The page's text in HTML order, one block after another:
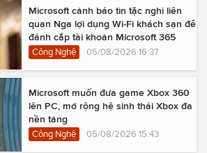
Microsoft cảnh báo tin tặc nghi liên
quan Nga lợi dụng Wi-Fi khách sạn để
đánh cắp tài khoản Microsoft 365
Công Nghệ 05/08/2026 16:37
Microsoft muốn đưa game Xbox 360
lên PC, mở rộng hệ sinh thái Xbox đa
nền tảng
Công Nghệ 05/08/2026 15:43